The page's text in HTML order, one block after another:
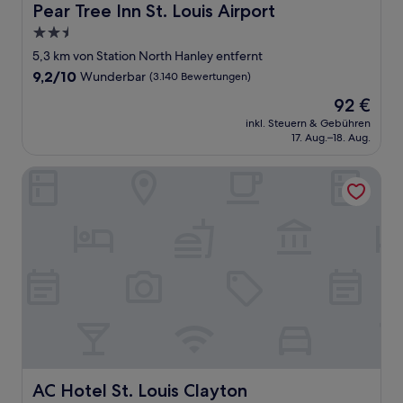
Pear Tree Inn St. Louis Airport
Pear Tree Inn St. Louis Airport
2.5-
Sterne-
Unterkunft
5,3 km von Station North Hanley entfernt
9.2
9,2/10 Wunderbar (3.140 Bewertungen)
Der
Preis
beträgt
92 €
inkl. Steuern & Gebühren
17. Aug.–18. Aug.
AC Hotel St. Louis Clayton
AC Hotel St. Louis Clayton